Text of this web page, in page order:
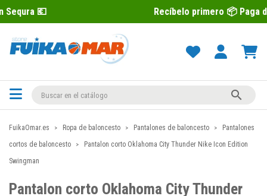
Recíbelo primero 📦 Paga después con

FuikaOmar.es Ropa de baloncesto Pantalones de baloncesto
Pantalones
cortos de baloncesto
Pantalon corto Oklahoma City Thunder Nike Icon Edition
Swingman
Pantalon corto Oklahoma City Thunder